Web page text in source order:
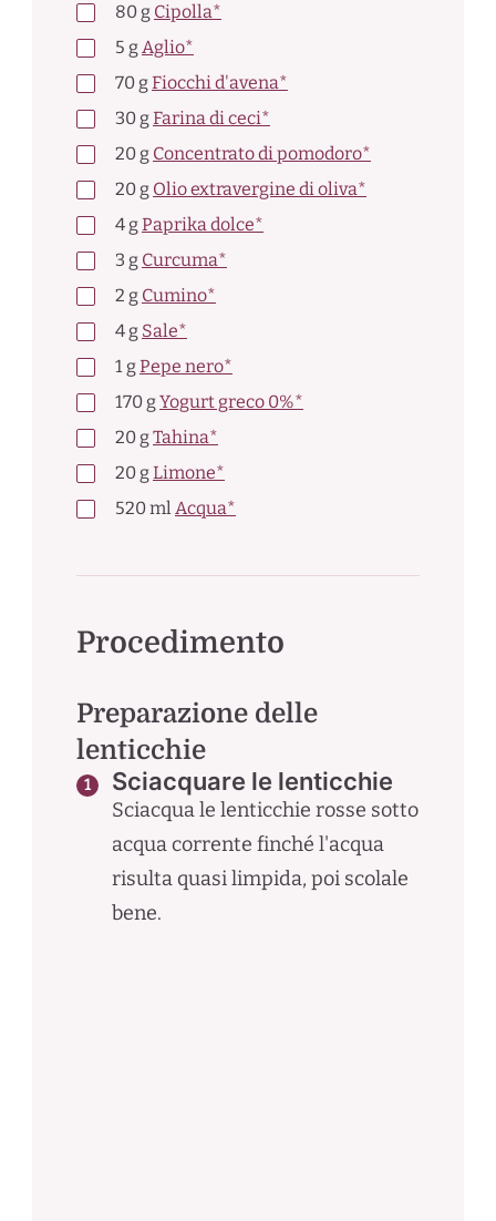
80 g Cipolla*
5 gAglio*
70 gFiocchi d'avena*
30 gFarina di ceci*
20 g Concentrato di pomodoro*
20 g Olio extravergine di oliva*
4 gPaprika dolce*
3 g Curcuma*
2 g Cumino*
4 g Sale*
1 gPepe nero*
170 gYogurt greco 0%*
20 gTahina*
20 gLimone*
520mlAcqua*
Procedimento
Preparazione delle
lenticchie
Sciacquare le lenticchie
Sciacqua le lenticchie rosse sotto
acqua corrente finché l'acqua
risulta quasi limpida, poi scolale
bene.